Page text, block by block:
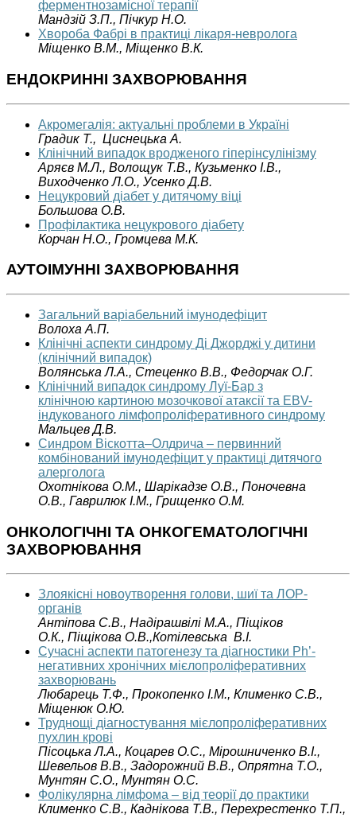
ферментнозамісної терапії
Мандзій З.П., Пічкур Н.О.
Хвороба Фабрі в практиці лікаря-невролога
Міщенко В.М., Міщенко В.К.
ЕНДОКРИННІ ЗАХВОРЮВАННЯ
Акромегалія: актуальні проблеми в Україні
Градик Т., Циснецька А.
Клінічний випадок вродженого гіперінсулінізму
Аряєв М.Л., Волощук Т.В., Кузьменко І.В.,
Виходченко Л.О., Усенко Д.В.
Нецукровий діабет у дитячому віці
Большова О.В.
Профілактика нецукрового діабету
Корчан Н.О., Громцева М.К.
АУТОІМУННІ ЗАХВОРЮВАННЯ
Загальний варіабельний імунодефіцит
Волоха А.П.
Клінічні аспекти синдрому Ді Джорджі у дитини
(клінічний випадок)
Волянська Л.А., Стеценко В.В., Федорчак О.Г.
Клінічний випадок синдрому Луї-Бар з
клінічною картиною мозочкової атаксії та EBV-
індукованого лімфопроліферативного синдрому
Мальцев Д.В.
Синдром Віскотта–Олдрича – первинний
комбінований імунодефіцит у практиці дитячого
алерголога
Охотнікова О.М., Шарікадзе О.В., Поночевна
О.В., Гаврилюк І.М., Грищенко O.M.
ОНКОЛОГІЧНІ ТА ОНКОГЕМАТОЛОГІЧНІ
ЗАХВОРЮВАННЯ
Злоякісні новоутворення голови, шиї та ЛОР-
органів
Антіпова С.В., Надірашвілі М.А., Піщіков
О.К., Піщікова О.В.,Котілевська В.І.
Сучасні аспекти патогенезу та діагностики Ph’-
негативних хронічних мієлопроліферативних
захворювань
Любарець Т.Ф., Прокопенко І.М., Клименко С.В.,
Міщенюк О.Ю.
Труднощі діагностування мієлопроліферативних
пухлин крові
Пісоцька Л.А., Коцарев О.С., Мірошниченко В.І.,
Шевельов В.В., Задорожний В.В., Опрятна Т.О.,
Мунтян С.О., Мунтян О.С.
Фолікулярна лімфома – від теорії до практики
Клименко С.В., Каднікова Т.В., Перехрестенко Т.П.,